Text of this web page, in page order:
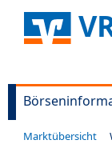
Marktübersicht